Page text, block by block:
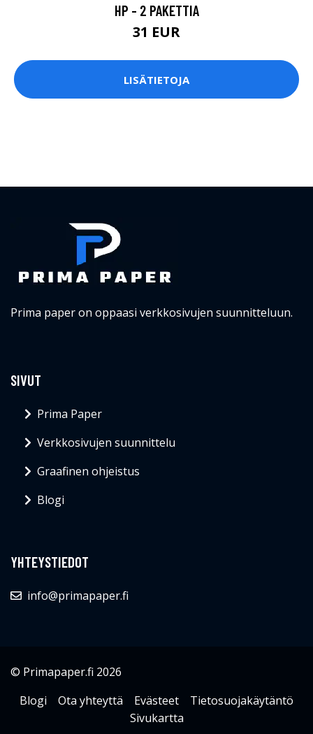
HP - 2 PAKETTIA
31 EUR
LISÄTIETOJA
Prima paper on oppaasi verkkosivujen suunnitteluun.
SIVUT
Prima Paper
Verkkosivujen suunnittelu
Graafinen ohjeistus
Blogi
YHTEYSTIEDOT
info@primapaper.fi
© Primapaper.fi 2026
Blogi
Ota yhteyttä Evästeet
Tietosuojakäytäntö
Sivukartta